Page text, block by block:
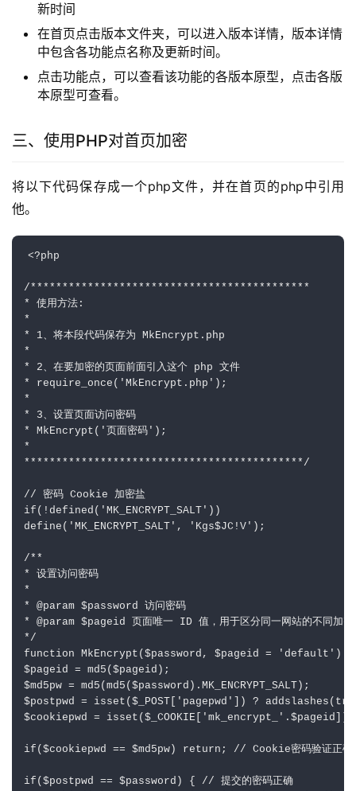
新时间
在首页点击版本文件夹，可以进入版本详情，版本详情
中包含各功能点名称及更新时间。
点击功能点，可以查看该功能的各版本原型，点击各版
本原型可查看。
三、使用PHP对首页加密
将以下代码保存成一个php文件，并在首页的php中引用
他。
<?php
/********************************************
* 使用方法:
*
* 1、将本段代码保存为 MkEncrypt.php
*
* 2、在要加密的页面前面引入这个 php 文件
* require_once('MkEncrypt.php');
*
* 3、设置页面访问密码
* MkEncrypt('页面密码');
*
********************************************/
// 密码 Cookie 加密盐
if(!defined('MK_ENCRYPT_SALT'))
define('MK_ENCRYPT_SALT', 'Kgs$JC!V');
/**
* 设置访问密码
*
* @param $password 访问密码
* @param $pageid 页面唯一 ID 值，用于区分同一网站的不同加密
*/
function MkEncrypt($password, $pageid = 'default') {
$pageid = md5($pageid);
$md5pw = md5(md5($password).MK_ENCRYPT_SALT);
$postpwd = isset($_POST['pagepwd']) ?
$cookiepwd =
if($cookiepwd == $md5pw) return; // Cookie密码验证正确
if($postpwd == $password) { // 提交的密码正确